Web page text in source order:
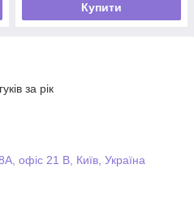
Купити
за рік
офіс 21 В, Київ, Україна